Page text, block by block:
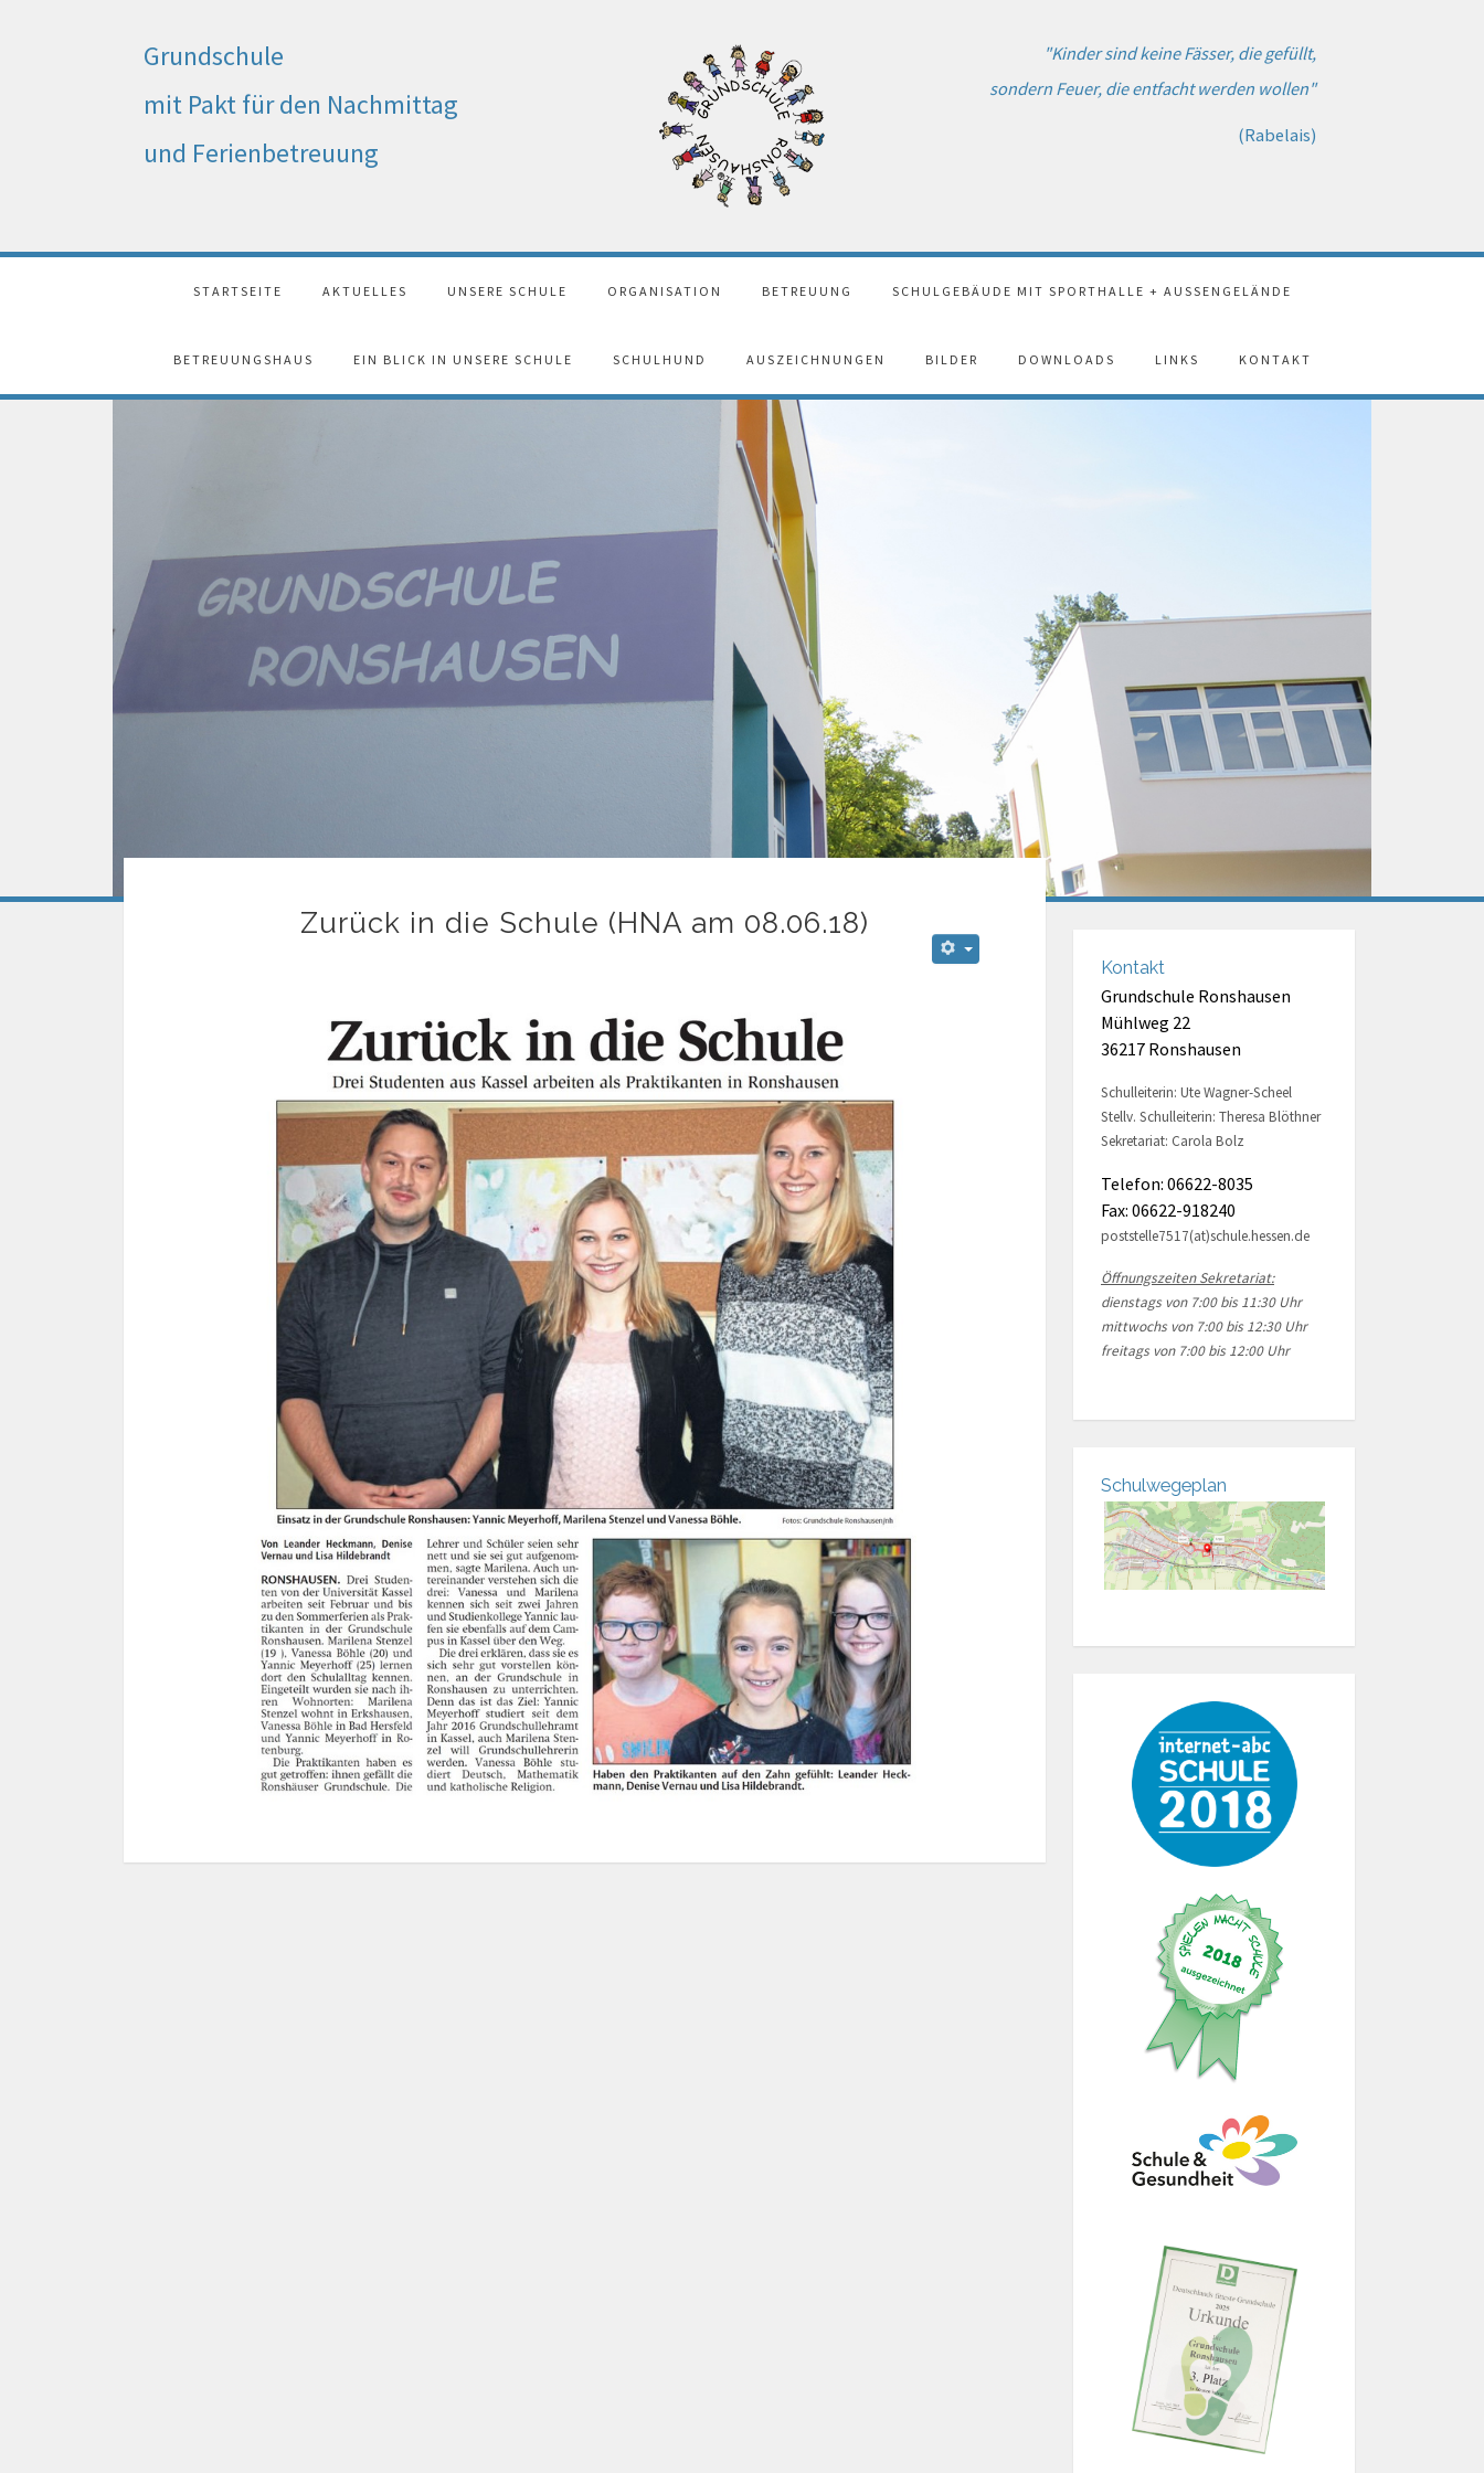
Grundschule
mit Pakt für den Nachmittag
und Ferienbetreuung
"Kinder sind keine Fässer, die gefüllt,
sondern Feuer, die entfacht werden wollen"
(Rabelais)
STARTSEITE AKTUELLES UNSERE SCHULE ORGANISATION BETREUUNG SCHULGEBÄUDE MIT SPORTHALLE + AUSSENGELÄNDE
BETREUUNGSHAUS EIN BLICK IN UNSERE SCHULE SCHULHUND AUSZEICHNUNGEN BILDER DOWNLOADS LINKS KONTAKT
Kontakt
Grundschule Ronshausen
Mühlweg 22
36217 Ronshausen
Schulleiterin: Ute Wagner-Scheel
Stellv. Schulleiterin: Theresa Blöthner
Sekretariat: Carola Bolz
Telefon: 06622-8035
Fax: 06622-918240
poststelle7517(at)schule.hessen.de
Öffnungszeiten Sekretariat:
dienstags von 7:00 bis 11:30 Uhr
mittwochs von 7:00 bis 12:30 Uhr
freitags von 7:00 bis 12:00 Uhr
Schulwegeplan
Zurück in die Schule (HNA am 08.06.18)